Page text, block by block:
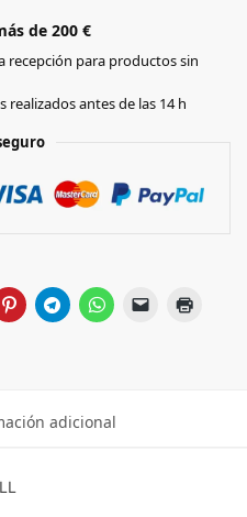
de 200 €
recepción para productos sin
realizados antes de las 14 h
adicional